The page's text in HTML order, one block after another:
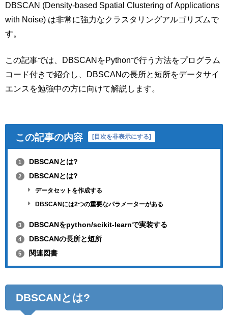
DBSCAN (Density-based Spatial Clustering of Applications
with Noise) は非常に強力なクラスタリングアルゴリズムで
す。
この記事では、DBSCANをPythonで行う方法をプログラム
コード付きで紹介し、DBSCANの長所と短所をデータサイ
エンスを勉強中の方に向けて解説します。
この記事の内容 [ 目次を非表示にする]
1 DBSCANとは?
2 DBSCANとは?
データセットを作成する
DBSCANには2つの重要なパラメーターがある
3 DBSCANをpython/scikit-learnで実装する
4 DBSCANの長所と短所
5 関連図書
DBSCANとは?